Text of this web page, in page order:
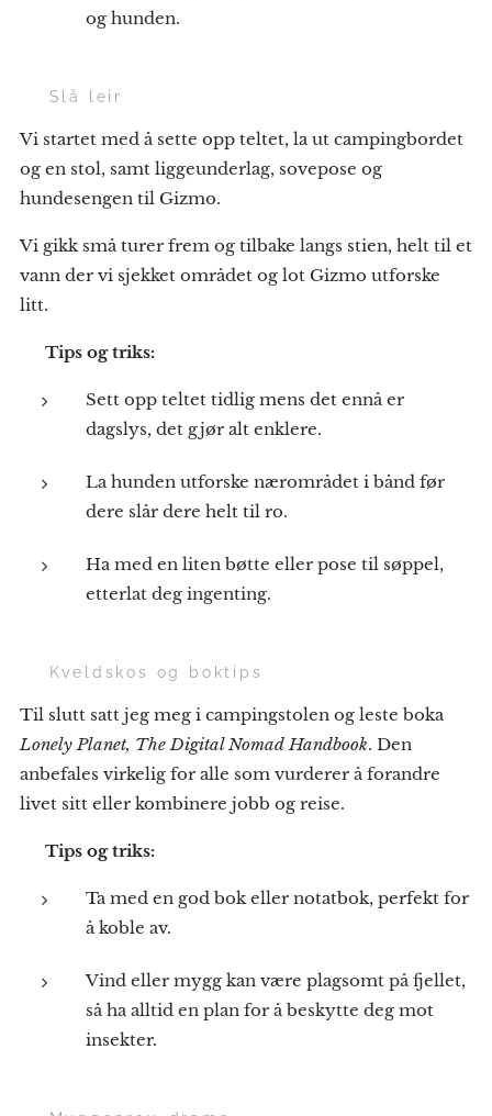
og hunden.
⛺ Slå leir
Vi startet med å sette opp teltet, la ut campingbordet
og en stol, samt liggeunderlag, sovepose og
hundesengen til Gizmo.
Vi gikk små turer frem og tilbake langs stien, helt til et
vann der vi sjekket området og lot Gizmo utforske
litt.
Tips og triks:
Sett opp teltet tidlig mens det ennå er
dagslys, det gjør alt enklere.
La hunden utforske nærområdet i bånd før
dere slår dere helt til ro.
Ha med en liten bøtte eller pose til søppel,
etterlat deg ingenting.
📖 Kveldskos og boktips
Til slutt satt jeg meg i campingstolen og leste boka
Lonely Planet, The Digital Nomad Handbook. Den
anbefales virkelig for alle som vurderer å forandre
livet sitt eller kombinere jobb og reise.
Tips og triks:
Ta med en god bok eller notatbok, perfekt for
å koble av.
Vind eller mygg kan være plagsomt på fjellet,
så ha alltid en plan for å beskytte deg mot
insekter.